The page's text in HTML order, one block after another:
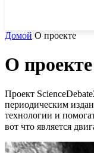
Домой О проекте
О проекте
Проект
периодическим
технологии и
вот что является